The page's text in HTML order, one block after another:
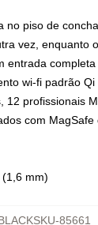
no piso de
vez, enquanto
entrada
wi-fi padrão Qi
12 profissionais
com MagSafe
mm)
85661